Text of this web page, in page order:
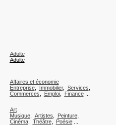
Adulte
Adulte
Affaires et économie
Entreprise, Immobilier, Services
Commerces
Emploi, Finance...
Art
Musique, Artistes Peinture,
Cinéma, Théâtre, Poésie...